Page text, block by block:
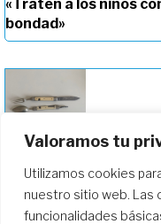
Valoramos tu
Utilizamos cookies
nuestro sitio web. Las
funcionalidades
«Traten a los niños
bondad»
Ir por el mundo